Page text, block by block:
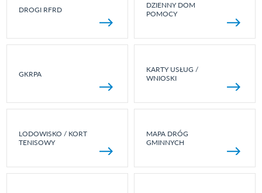
DROGI RFRD
DZIENNY DOM
POMOCY
GKRPA
KARTY USŁUG /
WNIOSKI
LODOWISKO / KORT
TENISOWY
MAPA DRÓG
GMINNYCH